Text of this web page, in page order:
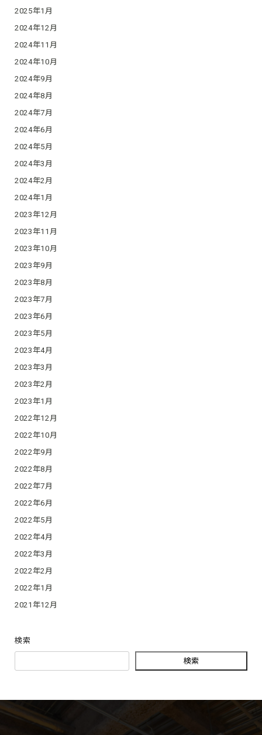
2025年1月
2024年12月
2024年11月
2024年10月
2024年9月
2024年8月
2024年7月
2024年6月
2024年5月
2024年3月
2024年2月
2024年1月
2023年12月
2023年11月
2023年10月
2023年9月
2023年8月
2023年7月
2023年6月
2023年5月
2023年4月
2023年3月
2023年2月
2023年1月
2022年12月
2022年10月
2022年9月
2022年8月
2022年7月
2022年6月
2022年5月
2022年4月
2022年3月
2022年2月
2022年1月
2021年12月
検索
検索